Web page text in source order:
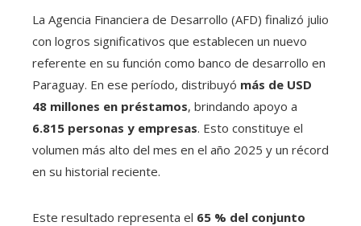
La Agencia Financiera de Desarrollo (AFD) finalizó julio
con logros significativos que establecen un nuevo
referente en su función como banco de desarrollo en
Paraguay. En ese período, distribuyó más de USD
48 millones en préstamos, brindando apoyo a
6.815 personas y empresas. Esto constituye el
volumen más alto del mes en el año 2025 y un récord
en su historial reciente.
Este resultado representa el 65 % del conjunto